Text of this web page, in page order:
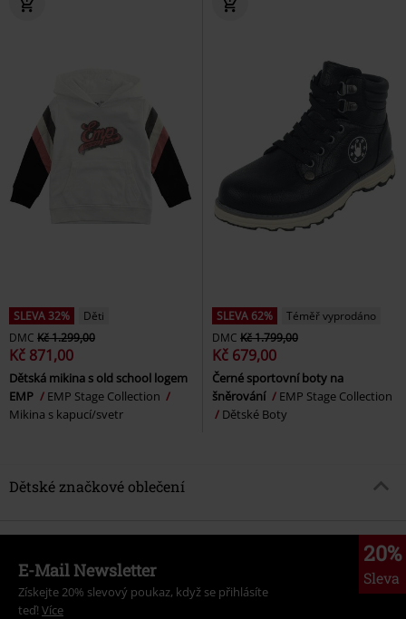
SLEVA 32%
Děti
DMC Kč 1.299,00
Kč 871,00
Dětská mikina s old school logem
EMP
EMP Stage Collection
Mikina s kapucí/svetr
SLEVA 62%
Téměř vyprodáno
DMC Kč 1.799,00
Kč 679,00
Černé sportovní boty na
šněrování
EMP Stage Collection
Dětské Boty
Dětské značkové oblečení
20%
Sleva
E-Mail Newsletter
Získejte 20% slevový poukaz, když se přihlásíte
teď! Více